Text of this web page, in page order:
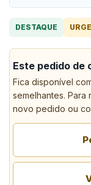
DESTAQUE
Este pedido de
Fica disponível
semelhantes.
novo pedido ou